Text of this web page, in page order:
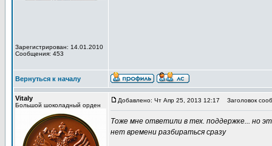
Зарегистрирован: 14.01.2010
Сообщения: 453
Вернуться к началу
Vitaly
Большой шоколадный орден
Добавлено: Чт Апр 25, 2013 12:17 Заголовок
Тоже мне ответили в тех. поддержке... но
нет времени разбираться сразу